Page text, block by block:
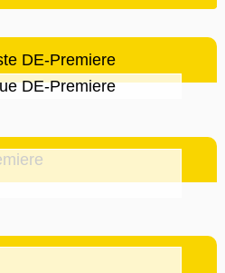
DE-Premiere
DE-Premiere